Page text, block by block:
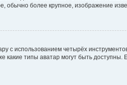
более крупное, изображение
с использованием четырёх
какие типы аватар могут быть